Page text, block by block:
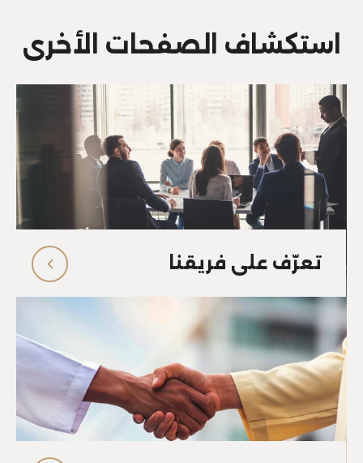
استكشاف الصفحات الأخرى
تعرّف على فريقنا